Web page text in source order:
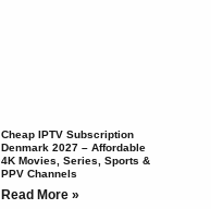
Cheap IPTV Subscription
Denmark 2027 – Affordable
4K Movies, Series, Sports &
PPV Channels
Read More »